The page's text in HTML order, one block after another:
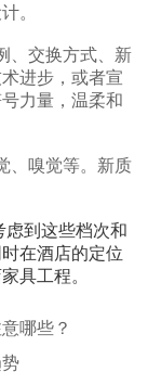
。
、交换方式、新
进步，或者宣
力量，温柔和
、嗅觉等。新质
到这些档次和
在酒店的定位
具工程。
哪些？